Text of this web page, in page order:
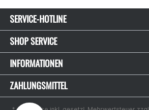
SERVICE-HOTLINE
SHOP SERVICE
INFORMATIONEN
ZAHLUNGSMITTEL